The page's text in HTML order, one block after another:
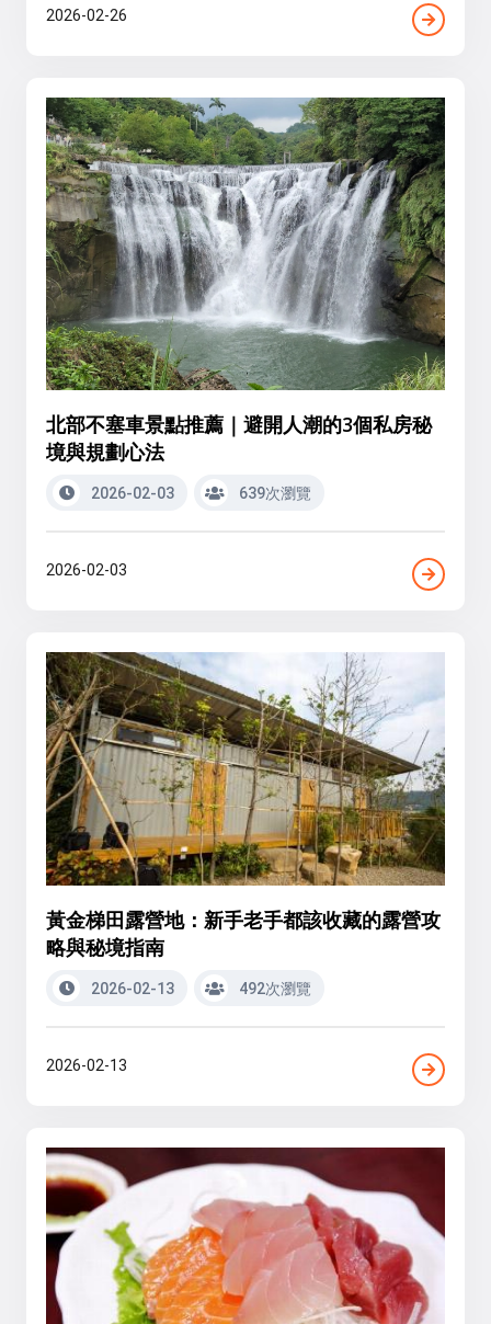
2026-02-26
北部不塞車景點推薦｜避開人潮的3個私房秘
境與規劃心法
2026-02-03 639次瀏覽
2026-02-03
黃金梯田露營地：新手老手都該收藏的露營攻
略與秘境指南
2026-02-13 492次瀏覽
2026-02-13